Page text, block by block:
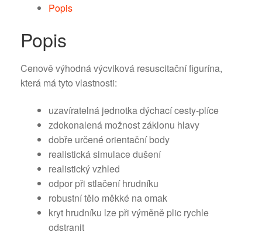
Popis
Popis
Cenově výhodná výcviková resuscitační figurína,
která má tyto vlastnosti:
uzavíratelná jednotka dýchací cesty-plíce
zdokonalená možnost záklonu hlavy
dobře určené orientační body
realistická simulace dušení
realistický vzhled
odpor při stlačení hrudníku
robustní tělo měkké na omak
kryt hrudníku lze při výměně plic rychle
odstranit